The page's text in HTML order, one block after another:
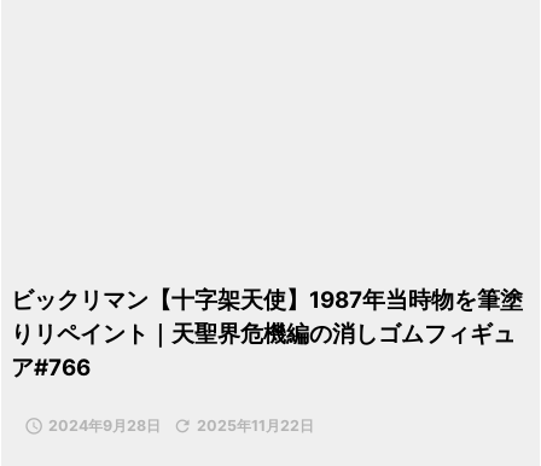
ビックリマン【十字架天使】1987年当時物を筆塗
りリペイント｜天聖界危機編の消しゴムフィギュ
ア#766
 2024年9月28日  2025年11月22日